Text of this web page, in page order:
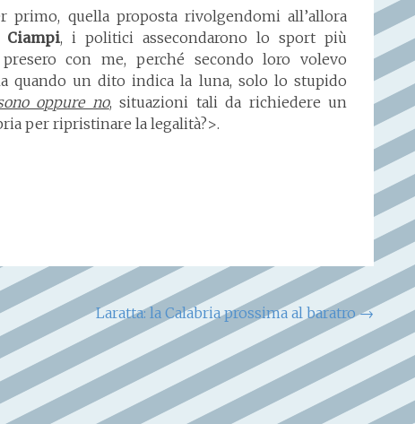
primo, quella proposta rivolgendomi all’allora
Ciampi, i politici assecondarono lo sport più
con me, perché secondo loro volevo
quando un dito indica la luna, solo lo stupido
oppure no, situazioni tali da richiedere un
per ripristinare la legalità?>.
Laratta: la Calabria prossima al baratro→